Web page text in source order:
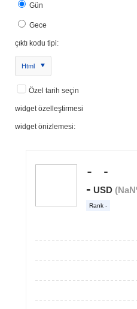
Gün
Gece
çıktı kodu tipi:
Html
Özel tarih seçin
widget özelleştirmesi
widget önizlemesi: